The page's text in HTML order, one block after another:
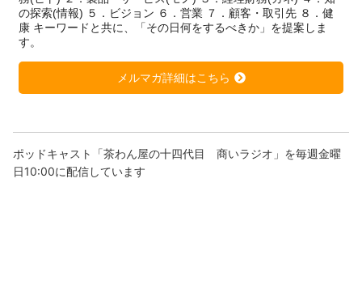
の探索(情報) ５．ビジョン ６．営業 ７．顧客・取引先 ８．健
康 キーワードと共に、「その日何をするべきか」を提案しま
す。
メルマガ詳細はこちら
ポッドキャスト「茶わん屋の十四代目 商いラジオ」を毎週金曜
日10:00に配信しています